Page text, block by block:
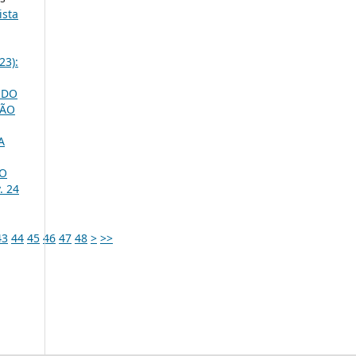
24
44 45 46 47 48 > >>